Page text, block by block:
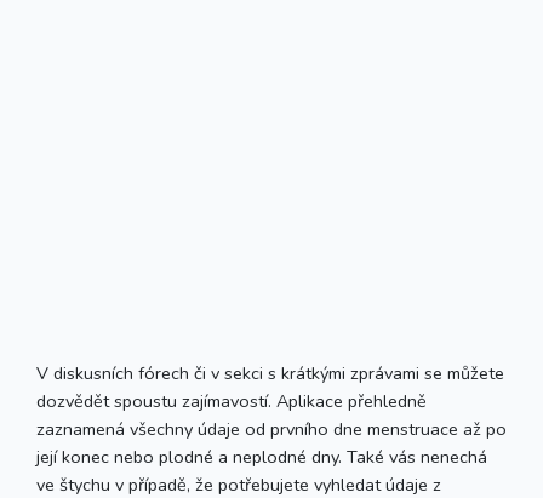
V diskusních fórech či v sekci s krátkými zprávami se můžete
dozvědět spoustu zajímavostí. Aplikace přehledně
zaznamená všechny údaje od prvního dne menstruace až po
její konec nebo plodné a neplodné dny. Také vás nenechá
ve štychu v případě, že potřebujete vyhledat údaje z